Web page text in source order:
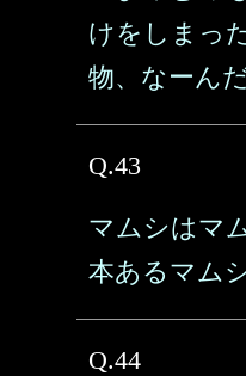
けをしまっ
物、なーん
Q.43
マムシはマ
本あるマム
Q.44